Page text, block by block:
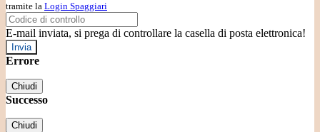
tramite la Login Spaggiari
E-mail inviata, si prega di controllare la casella di posta elettronica!
Errore
Chiudi
Successo
Chiudi